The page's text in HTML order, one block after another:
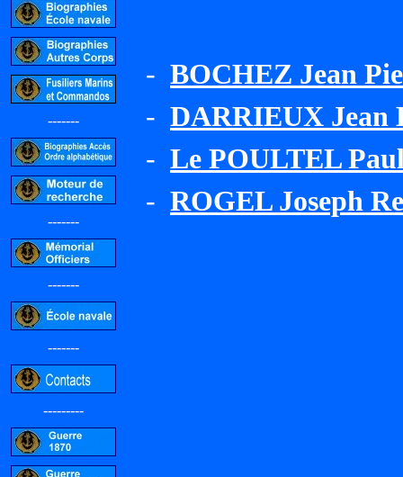
-------
-------
-------
-------
---------
- BOCHEZ Jean
- DARRIEUX Jean
- Le POULTEL
- ROGEL Joseph